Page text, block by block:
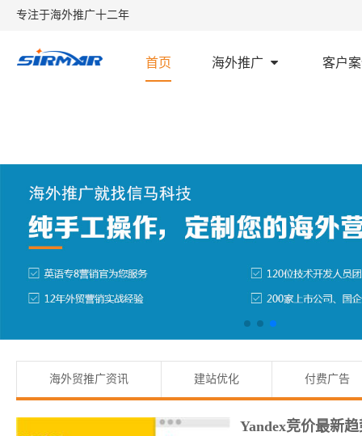
专注于海外推广十二年
首页 海外推广 客户
海外贸推广资讯 建站优化 付费广告
Yandex竞价最新